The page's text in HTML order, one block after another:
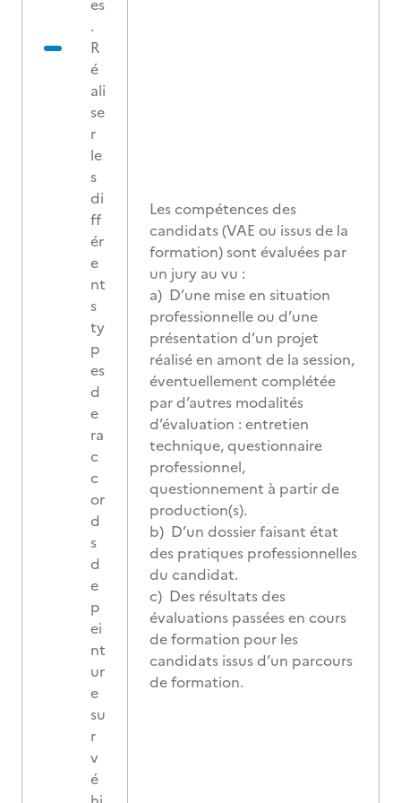
es
.
R
é
ali
se
r
le
s
di
ff
ér
e
nt
s
ty
p
es
d
e
ra
c
c
or
d
s
d
e
p
ei
nt
ur
e
su
r
v
é
Les compétences des
candidats (VAE ou issus de la
formation) sont évaluées par
un jury au vu :
a) D’une mise en situation
professionnelle ou d’une
présentation d’un projet
réalisé en amont de la session,
éventuellement complétée
par d’autres modalités
d’évaluation : entretien
technique, questionnaire
professionnel,
questionnement à partir de
production(s).
b) D’un dossier faisant état
des pratiques professionnelles
du candidat.
c) Des résultats des
évaluations passées en cours
de formation pour les
candidats issus d’un parcours
de formation.